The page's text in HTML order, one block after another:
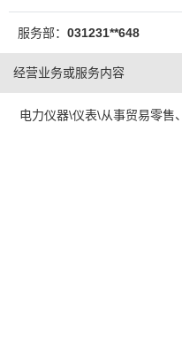
服务部： 031231**648
经营业务或服务内容
电力仪器\仪表\从事贸易零售、